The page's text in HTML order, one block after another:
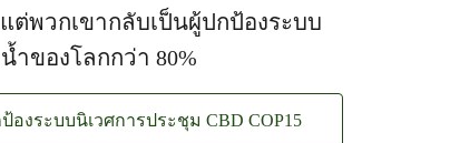
แต่พวกเขากลับเป็นผู้ปกป้องระบบ
ำของโลกกว่า 80%
องระบบนิเวศการประชุม CBD COP15